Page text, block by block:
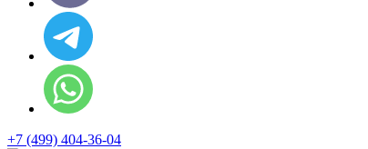
+7 (499) 404-36-04